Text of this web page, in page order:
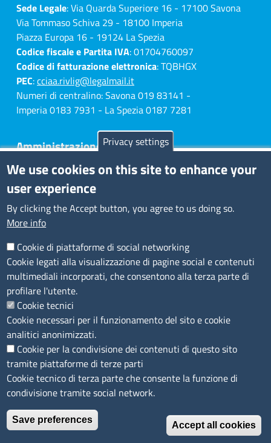
Sede Legale: Via Quarda Superiore 16 - 17100 Savona
Via Tommaso Schiva 29 - 18100 Imperia
Piazza Europa 16 - 19124 La Spezia
Codice fiscale e Partita IVA: 01704760097
Codice di fatturazione elettronica: TQBHGX
PEC:cciaa.rivlig@legalmail.it
Numeri di centralino: Savona 019 83141 -
Imperia 0183 7931 - La Spezia 0187 7281
Amministrazione Trasparente
Consulta tutte le sezioni
Bilanci
Bandi di concorso
Procedimenti
Provvedimenti
Sito web
Note legali
Privacy policy
Dichiarazione di accessibilità
Redazione
Credits
Accesso riservato
Aziende speciali
© 2023 Camera di Commercio Industria e Agricoltura
Riviere di Liguria - Imperia La Spezia Savona
Privacy settings
We use cookies on this site to enhance your
user experience
By clicking the Accept button, you agree to us doing so.
More info
Cookie di piattaforme di social networking
Cookie legati alla visualizzazione di pagine social e contenuti
multimediali incorporati, che consentono alla terza parte di
profilare l'utente.
Cookie tecnici
Cookie necessari per il funzionamento del sito e cookie
analitici anonimizzati.
Cookie per la condivisione dei contenuti di questo sito
tramite piattaforme di terze parti
Cookie tecnico di terza parte che consente la funzione di
condivisione tramite social network.
Save preferences
Accept all cookies